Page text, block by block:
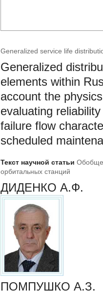
Generalized service life
Generalized
elements within
account the
evaluating
failure flow
scheduled
Текст научной статьи
орбитальных станций
ДИДЕНКО А.Ф.
ПОМПУШКО А.З.